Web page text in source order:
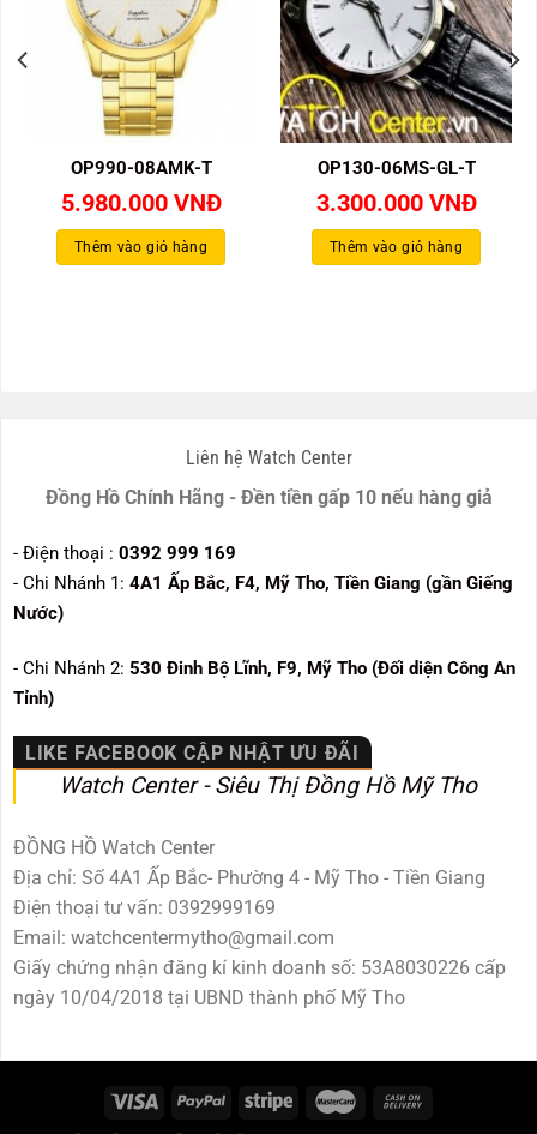
OP990-08AMK-T
5.980.000 VNĐ
Thêm vào giỏ hàng
OP130-06MS-GL-T
3.300.000 VNĐ
Thêm vào giỏ hàng
Liên hệ Watch Center
Đồng Hồ Chính Hãng - Đền tiền gấp 10 nếu hàng giả
- Điện thoại : 0392 999 169
- Chi Nhánh 1: 4A1 Ấp Bắc, F4, Mỹ Tho, Tiền Giang (gần Giếng
Nước)
- Chi Nhánh 2: 530 Đinh Bộ Lĩnh, F9, Mỹ Tho (Đối diện Công An
Tỉnh)
LIKE FACEBOOK CẬP NHẬT ƯU ĐÃI
Watch Center - Siêu Thị Đồng Hồ Mỹ Tho
ĐỒNG HỒ Watch Center
Địa chỉ: Số 4A1 Ấp Bắc- Phường 4 - Mỹ Tho - Tiền Giang
Điện thoại tư vấn: 0392999169
Email: watchcentermytho@gmail.com
Giấy chứng nhận đăng kí kinh doanh số: 53A8030226 cấp
ngày 10/04/2018 tại UBND thành phố Mỹ Tho